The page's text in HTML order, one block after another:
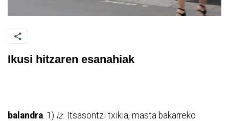
Ikusi hitzaren esanahiak
balandra. 1) iz. Itsasontzi txikia, masta bakarreko